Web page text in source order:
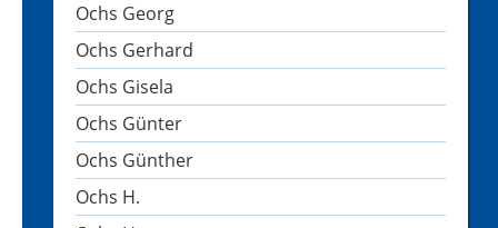
Ochs Georg
Ochs Gerhard
Ochs Gisela
Ochs Günter
Ochs Günther
Ochs H.